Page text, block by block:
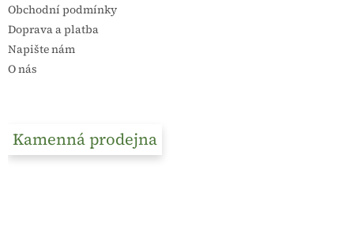
Obchodní podmínky
Doprava a platba
Napište nám
O nás
Kamenná prodejna